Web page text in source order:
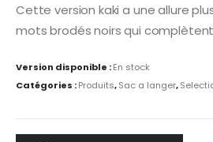
Cette version kaki a une allure
mots brodés noirs qui
Version disponible :En stock
Catégories :Produits,Sac a langer,